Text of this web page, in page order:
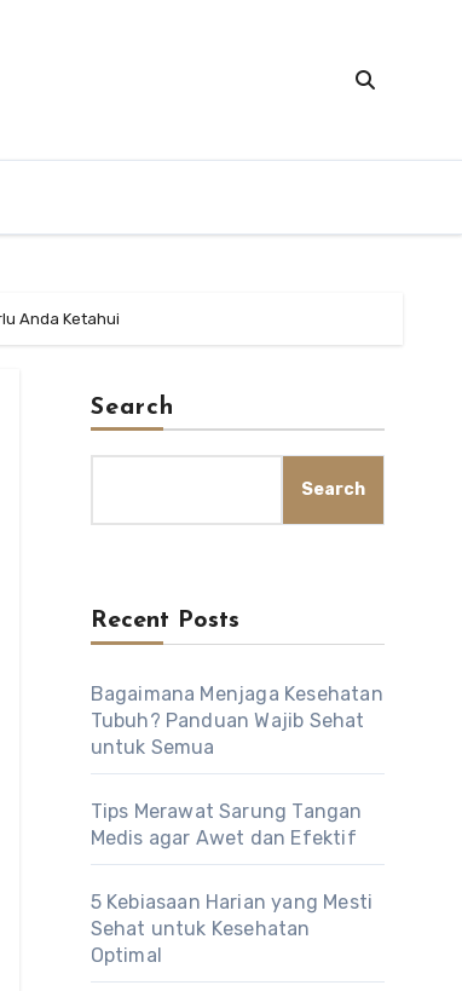
Anda Ketahui
Search
Search
Recent Posts
Bagaimana Menjaga Kesehatan
Tubuh? Panduan Wajib Sehat
untuk Semua
Tips Merawat Sarung Tangan
Medis agar Awet dan Efektif
5 Kebiasaan Harian yang Mesti
Sehat untuk Kesehatan
Optimal